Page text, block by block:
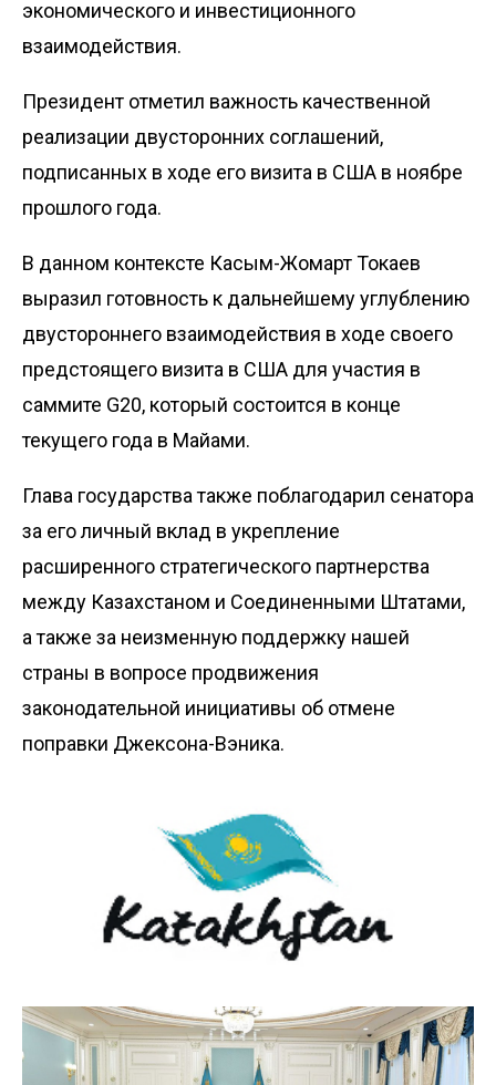
экономического и инвестиционного
взаимодействия.
Президент отметил важность качественной
реализации двусторонних соглашений,
подписанных в ходе его визита в США в ноябре
прошлого года.
В данном контексте Касым-Жомарт Токаев
выразил готовность к дальнейшему углублению
двустороннего взаимодействия в ходе своего
предстоящего визита в США для участия в
саммите G20, который состоится в конце
текущего года в Майами.
Глава государства также поблагодарил сенатора
за его личный вклад в укрепление
расширенного стратегического партнерства
между Казахстаном и Соединенными Штатами,
а также за неизменную поддержку нашей
страны в вопросе продвижения
законодательной инициативы об отмене
поправки Джексона-Вэника.